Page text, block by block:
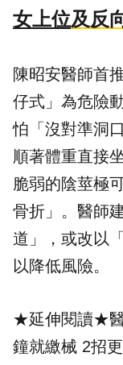
女上位及反
陳昭安醫師首
仔式」為危險
怕「沒對準洞
順著體重直接
脆弱的陰莖極
骨折」。醫師
道」，或改以
以降低風險。
★延伸閱讀★
鐘就繳械 2招